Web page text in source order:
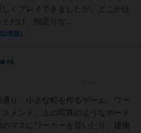
しくプレイできましたが、どこかほ
とだけ、物足りな...
5年前）
0名
通り、小さな町を作るゲーム。ワー
スメント。上の写真のようなボード
のマスにワーカーを置いたり、建物